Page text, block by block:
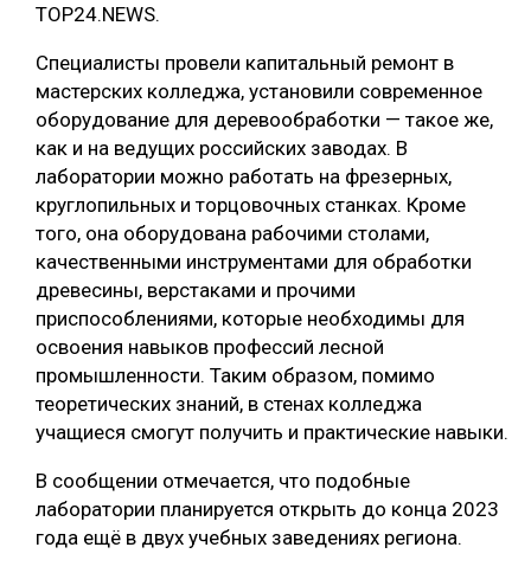
ЦБП
КОМПЛЕКСНАЯ ПЕРЕРАБОТКА
ЛЕСОПИЛЕНИЕ
ДЕРЕВЯННОЕ ДОМОСТРОЕНИЕ
БЕЗОПАСНОЕ ПРОИЗВОДСТВО
СОРТИРОВКА ДРЕВЕСИНЫ
СУШКА ДРЕВЕСИНЫ
МЕБЕЛЬНОЕ ПРОИЗВОДСТВО
TOP24.NEWS.
Специалисты провели капитальный ремонт в
мастерских колледжа, установили современное
оборудование для деревообработки — такое же,
как и на ведущих российских заводах. В
лаборатории можно работать на фрезерных,
круглопильных и торцовочных станках. Кроме
того, она оборудована рабочими столами,
качественными инструментами для обработки
древесины, верстаками и прочими
приспособлениями, которые необходимы для
освоения навыков профессий лесной
промышленности. Таким образом, помимо
теоретических знаний, в стенах колледжа
учащиеся смогут получить и практические навыки.
В сообщении отмечается, что подобные
лаборатории планируется открыть до конца 2023
года ещё в двух учебных заведениях региона.